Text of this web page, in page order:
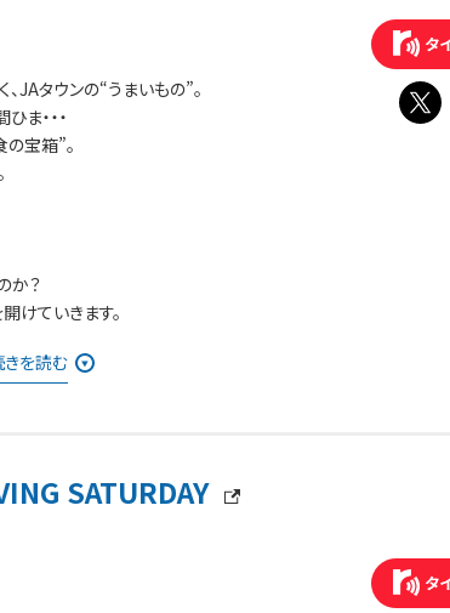
JAタウンの“うまいもの”。
ま・・・
宝箱”。
か？
けていきます。
」TOPページの
を読む
SATURDAY